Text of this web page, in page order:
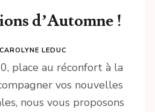
d’Automne !
CAROLYNE LEDUC
place au réconfort à la
vos nouvelles
nous vous proposons